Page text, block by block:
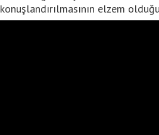
konuşlandırılmasının elzem